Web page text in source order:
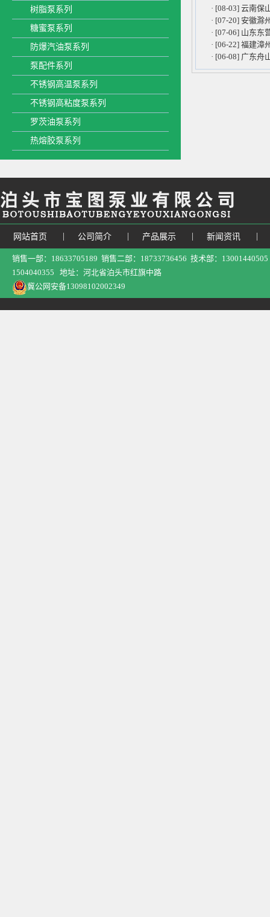
树脂泵系列
糖蜜泵系列
防爆汽油泵系列
泵配件系列
不锈钢高温泵系列
不锈钢高粘度泵系列
罗茨油泵系列
热熔胶泵系列
· [08-03] 云南保
· [07-20] 安徽滁
· [07-06] 山东东
· [06-22] 福建漳
· [06-08] 广东舟
网站首页 公司简介 产品展示 新闻资讯
销售一部：18633705189 销售二部：18733736456 技术部：
1504040355 地址：河北省泊头市红旗中路
冀公网安备13098102002349